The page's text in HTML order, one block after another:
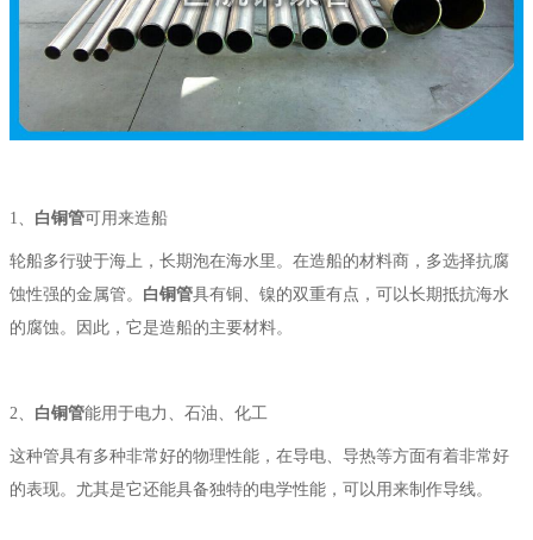
1、 白铜管可用来造船
轮船多行驶于海上，长期泡在海水里。在造船的材料商，多选择抗腐
蚀性强的金属管。 白铜管具有铜、镍的双重有点，可以长期抵抗海水
的腐蚀。因此，它是造船的主要材料。
2、 白铜管能用于电力、石油、化工
这种管具有多种非常好的物理性能，在导电、导热等方面有着非常好
的表现。尤其是它还能具备独特的电学性能，可以用来制作导线。